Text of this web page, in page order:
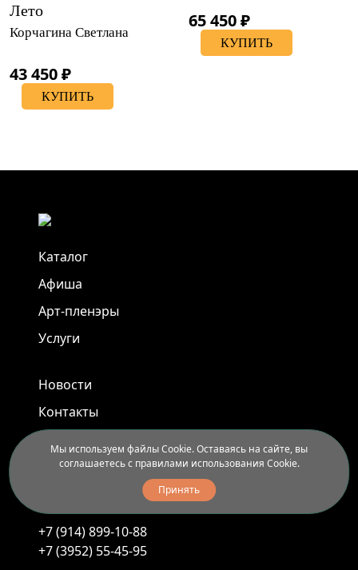
Лето
Корчагина Светлана
43 450 ₽
КУПИТЬ
65 450 ₽
КУПИТЬ
Каталог
Афиша
Арт-пленэры
Услуги
Новости
Контакты
Иркутск, ул. Седова, 40
Ежедневно с 11.00 до 20.00
+7 (914) 899-10-88
+7 (3952) 55-45-95
Мы используем файлы Cookie. Оставаясь на сайте, вы
соглашаетесь с правилами использования Cookie.
Принять